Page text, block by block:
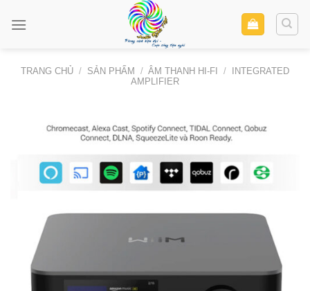
TRANG CHỦ / SẢN PHẨM / ÂM THANH HI-FI /
INTEGRATED
AMPLIFIER